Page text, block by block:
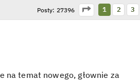
Posty: 27396 Strona 1 z1827
1 2 3
na temat nowego, głownie za